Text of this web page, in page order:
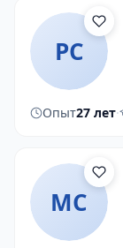
РС
Опыт27 лет·
МС